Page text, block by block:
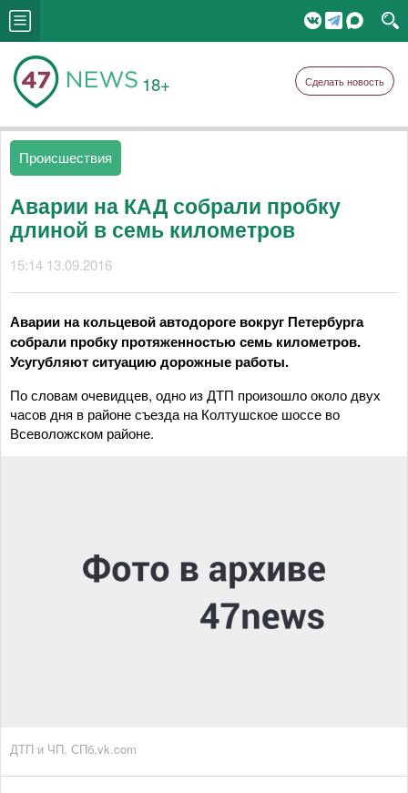
18+ Сделать новость
Происшествия
Аварии на КАД собрали пробку
длиной в семь километров
15:14 13.09.2016
Аварии на кольцевой автодороге вокруг Петербурга
собрали пробку протяженностью семь километров.
Усугубляют ситуацию дорожные работы.
По словам очевидцев, одно из ДТП произошло около двух
часов дня в районе съезда на Колтушское шоссе во
Всеволожском районе.
ДТП и ЧП, СПб,vk.com